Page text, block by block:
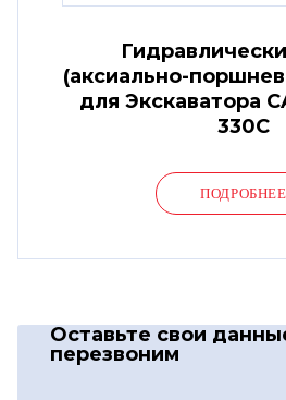
(аксиально-
для Экскаватора
330C
ПОДРОБНЕЕ
Оставьте свои
перезвоним